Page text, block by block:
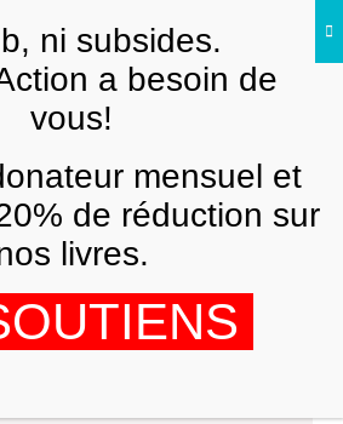
Grevatt
ni subsides.
a besoin de
vous!
mensuel et
de réduction sur
livres.